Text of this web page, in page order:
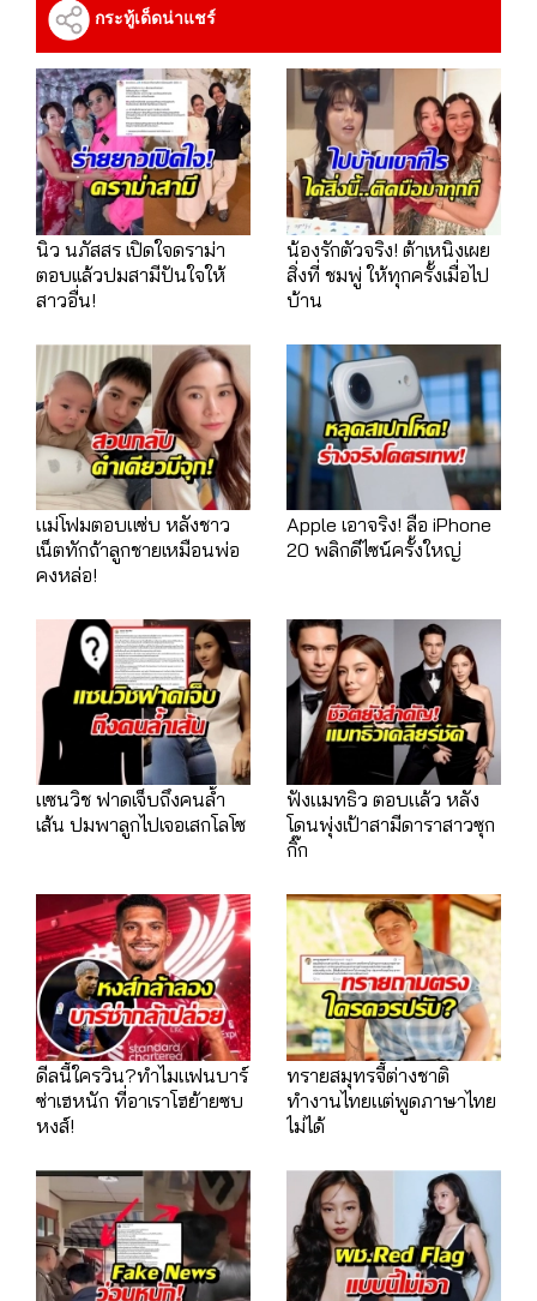
กระทู้เด็ดน่าแชร์
นิว นภัสสร เปิดใจดราม่า
ตอบเเล้วปมสามีปันใจให้
สาวอื่น!
น้องรักตัวจริง! ต้าเหนิงเผย
สิ่งที่ ชมพู่ ให้ทุกครั้งเมื่อไป
บ้าน
แม่โฟมตอบแซ่บ หลังชาว
เน็ตทักถ้าลูกชายเหมือนพ่อ
คงหล่อ!
Apple เอาจริง! ลือ iPhone
20 พลิกดีไซน์ครั้งใหญ่
แซนวิช ฟาดเจ็บถึงคนล้ำ
เส้น ปมพาลูกไปเจอเสกโลโซ
ฟังแมทธิว ตอบแล้ว หลัง
โดนพุ่งเป้าสามีดาราสาวซุก
กิ๊ก
ดีลนี้ใครวิน?ทำไมแฟนบาร์
ซ่าเฮหนัก ที่อาเราโฮย้ายซบ
หงส์!
ทรายสมุทรจี้ต่างชาติ
ทำงานไทยแต่พูดภาษาไทย
ไม่ได้